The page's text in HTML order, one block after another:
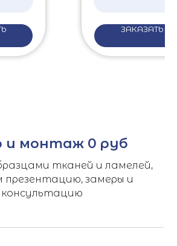
ЗАКАЗАТЬ
и монтаж 0 руб
тканей и ламелей,
презентацию, замеры и
консультацию